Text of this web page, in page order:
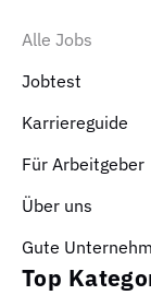
Alle Jobs
Jobtest
Karriereguide
Für Arbeitgeber
Über uns
Gute
Top